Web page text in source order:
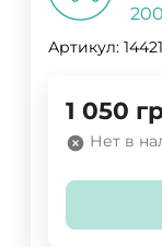
Артикул:
1 050
Нет в